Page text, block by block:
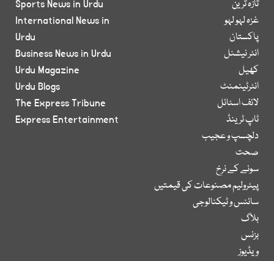
تازہ ترین
غزہ لہو لہو
پاکستان
انٹر نیشنل
کھیل
انٹرٹینمنٹ
لائف اسٹائل
ٹاپ ٹرینڈ
دلچسپ و عجیب
صحت
سونے کے نرخ
پیٹرولیم مصنوعات کی قیمتیں
سائنس و ٹیکنالوجی
بلاگ
بزنس
ویڈیوز
Sports News in Urdu
International News in
Urdu
Business News in Urdu
Urdu Magazine
Urdu Blogs
The Express Tribune
Express Entertainment